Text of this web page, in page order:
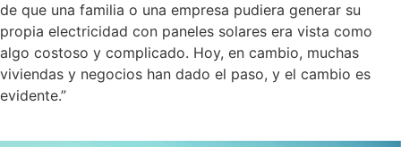
de que una familia o una empresa pudiera generar su
propia electricidad con paneles solares era vista como
algo costoso y complicado. Hoy, en cambio, muchas
viviendas y negocios han dado el paso, y el cambio es
evidente.”